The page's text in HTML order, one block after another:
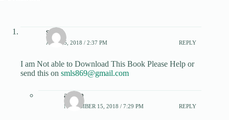
sumit
APRIL 5, 2018 / 2:37 PM REPLY
I am Not able to Download This Book Please Help or
send this on smls869@gmail.com
admin
NOVEMBER 15, 2018 / 7:29 PM REPLY